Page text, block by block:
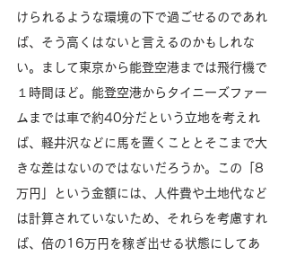
けられるような環境の下で過ごせるのであれ
ば、そう高くはないと言えるのかもしれな
い。まして東京から能登空港までは飛行機で
１時間ほど。能登空港からタイニーズファー
ムまでは車で約40分だという立地を考えれ
ば、軽井沢などに馬を置くこととそこまで大
きな差はないのではないだろうか。この「8
万円」という金額には、人件費や土地代など
は計算されていないため、それらを考慮すれ
ば、倍の16万円を稼ぎ出せる状態にしてあ